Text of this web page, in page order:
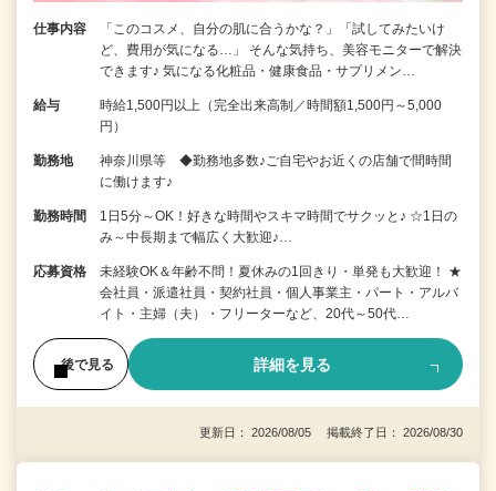
仕事内容
「このコスメ、自分の肌に合うかな？」「試してみたいけ
ど、費用が気になる…」 そんな気持ち、美容モニターで解決
できます♪ 気になる化粧品・健康食品・サプリメン…
給与
時給1,500円以上（完全出来高制／時間額1,500円～5,000
円）
勤務地
神奈川県等 ◆勤務地多数♪ご自宅やお近くの店舗で間時間
に働けます♪
勤務時間
1日5分～OK！好きな時間やスキマ時間でサクッと♪ ☆1日の
み～中長期まで幅広く大歓迎♪…
応募資格
未経験OK＆年齢不問！夏休みの1回きり・単発も大歓迎！ ★
会社員・派遣社員・契約社員・個人事業主・パート・アルバ
イト・主婦（夫）・フリーターなど、20代～50代…
後で見る 詳細を見る
更新日： 2026/08/05 掲載終了日： 2026/08/30